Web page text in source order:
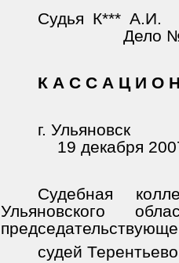
Судья К*** А.И.
Дело
К А С С А Ц И О
г. Ульяновск
19 декабря
Судебная
Ульяновского
судей